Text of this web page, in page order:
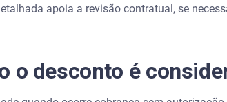
apoia a revisão contratual, se
o desconto é